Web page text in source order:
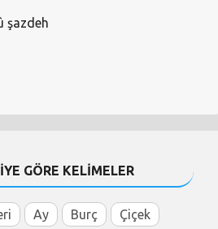
şazdeh
GÖRE KELİMELER
Ay Burç
Çiçek